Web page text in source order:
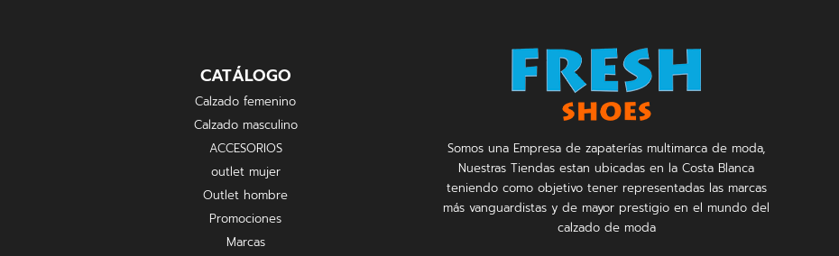
CATÁLOGO
Calzado femenino
Calzado masculino
ACCESORIOS
outlet mujer
Outlet hombre
Promociones
Marcas
Somos una Empresa de zapaterías multimarca de moda,
Nuestras Tiendas estan ubicadas en la Costa Blanca
teniendo como objetivo tener representadas las marcas
más vanguardistas y de mayor prestigio en el mundo del
calzado de moda